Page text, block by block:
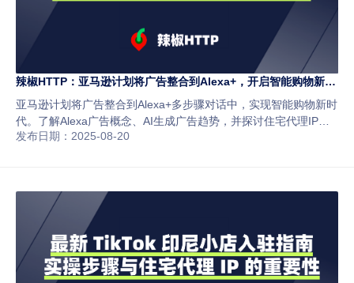
辣椒HTTP：亚马逊计划将广告整合到Alexa+，开启智能购物新时
代
亚马逊计划将广告整合到Alexa+多步骤对话中，实现智能购物新时
代。了解Alexa广告概念、AI生成广告趋势，并探讨住宅代理IP在
广告校验与优化中的应用。
发布日期：2025-08-20